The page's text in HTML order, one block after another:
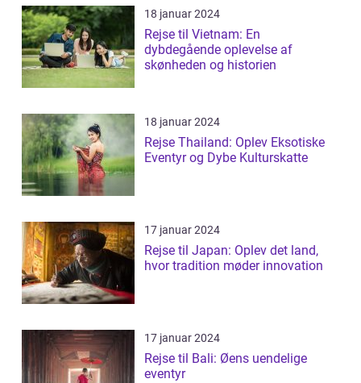
18 januar 2024
Rejse til Vietnam: En
dybdegående oplevelse af
skønheden og historien
18 januar 2024
Rejse Thailand: Oplev Eksotiske
Eventyr og Dybe Kulturskatte
17 januar 2024
Rejse til Japan: Oplev det land,
hvor tradition møder innovation
17 januar 2024
Rejse til Bali: Øens uendelige
eventyr